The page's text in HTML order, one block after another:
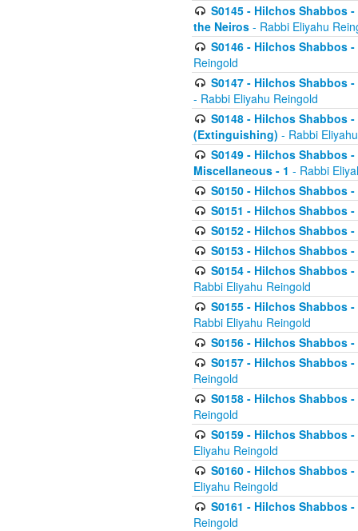
S0145 - Hilchos Shabbos
the Neiros - Rabbi Eliyahu
S0146 - Hilchos Shabbos
Reingold
S0147 - Hilchos Shabbos
- Rabbi Eliyahu Reingold
S0148 - Hilchos Shabbos
(Extinguishing) - Rabbi
S0149 - Hilchos Shabbos
Miscellaneous - 1 - Rabbi
S0150 - Hilchos Shabbos
S0151 - Hilchos Shabbos
S0152 - Hilchos Shabbos
S0153 - Hilchos Shabbos
S0154 - Hilchos Shabbos
Rabbi Eliyahu Reingold
S0155 - Hilchos Shabbos
Rabbi Eliyahu Reingold
S0156 - Hilchos Shabbos
S0157 - Hilchos Shabbos
Reingold
S0158 - Hilchos Shabbos
Reingold
S0159 - Hilchos Shabbos
Eliyahu Reingold
S0160 - Hilchos Shabbos
Eliyahu Reingold
S0161 - Hilchos Shabbos
Reingold